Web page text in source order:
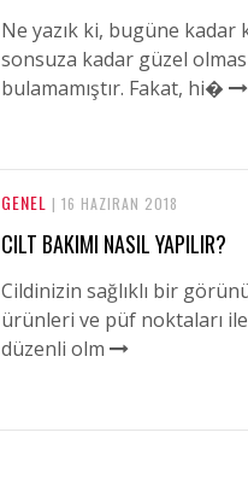
Ne yazık ki, bugüne kadar
sonsuza kadar güzel
bulamamıştır. Fakat, hi�
GENEL | 16 HAZIRAN 2018
CILT BAKIMI NASIL YAPILIR?
Cildinizin sağlıklı bir
ürünleri ve püf noktaları ile
düzenli olm